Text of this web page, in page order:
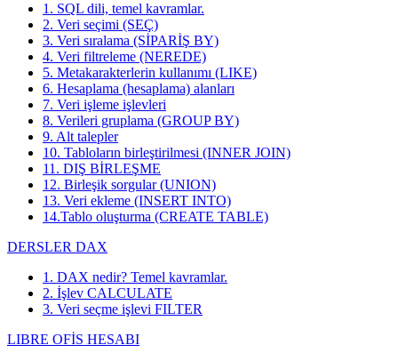
1. SQL dili, temel kavramlar.
2. Veri seçimi (SEÇ)
3. Veri sıralama (SİPARİŞ BY)
4. Veri filtreleme (NEREDE)
5. Metakarakterlerin kullanımı (LIKE)
6. Hesaplama (hesaplama) alanları
7. Veri işleme işlevleri
8. Verileri gruplama (GROUP BY)
9. Alt talepler
10. Tabloların birleştirilmesi (INNER JOIN)
11. DIŞ BİRLEŞME
12. Birleşik sorgular (UNION)
13. Veri ekleme (INSERT INTO)
14.Tablo oluşturma (CREATE TABLE)
DERSLER DAX
1. DAX nedir? Temel kavramlar.
2. İşlev CALCULATE
3. Veri seçme işlevi FILTER
LIBRE OFİS HESABI